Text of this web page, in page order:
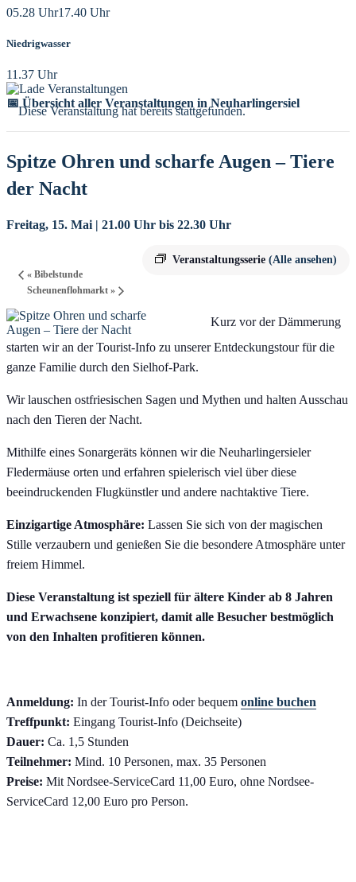
05.28 Uhr17.40 Uhr
Niedrigwasser
11.37 Uhr
📅 Übersicht aller Veranstaltungen in Neuharlingersiel
Diese Veranstaltung hat bereits stattgefunden.
Spitze Ohren und scharfe Augen – Tiere
der Nacht
Freitag, 15. Mai | 21.00 Uhr bis 22.30 Uhr
Veranstaltungsserie (Alle ansehen)
« Bibelstunde
Scheunenflohmarkt »
Kurz vor der Dämmerung
starten wir an der Tourist-Info zu unserer Entdeckungstour für die
ganze Familie durch den Sielhof-Park.
Wir lauschen ostfriesischen Sagen und Mythen und halten Ausschau
nach den Tieren der Nacht.
Mithilfe eines Sonargeräts können wir die Neuharlingersieler
Fledermäuse orten und erfahren spielerisch viel über diese
beeindruckenden Flugkünstler und andere nachtaktive Tiere.
Einzigartige Atmosphäre: Lassen Sie sich von der magischen
Stille verzaubern und genießen Sie die besondere Atmosphäre unter
freiem Himmel.
Diese Veranstaltung ist speziell für ältere Kinder ab 8 Jahren
und Erwachsene konzipiert, damit alle Besucher bestmöglich
von den Inhalten profitieren können.
Anmeldung: In der Tourist-Info oder bequem online buchen
Treffpunkt: Eingang Tourist-Info (Deichseite)
Dauer: Ca. 1,5 Stunden
Teilnehmer: Mind. 10 Personen, max. 35 Personen
Preise: Mit Nordsee-ServiceCard 11,00 Euro, ohne Nordsee-
ServiceCard 12,00 Euro pro Person.